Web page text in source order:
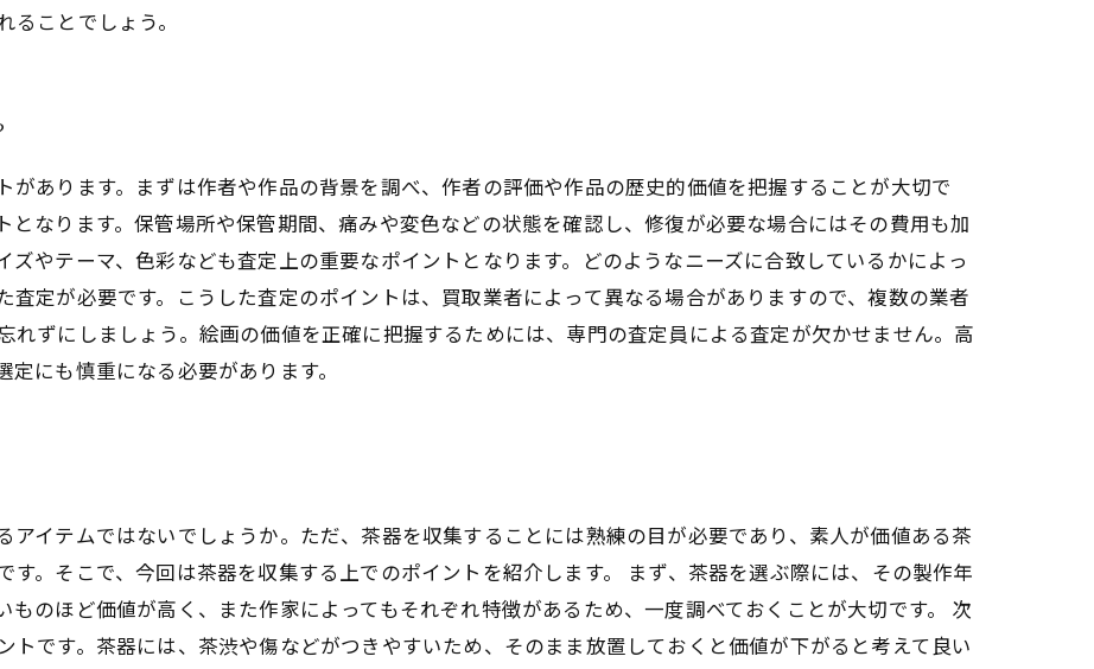
ことでしょう。
があります。まずは作者や作品の背景を調べ、作者の評価や作品の歴史的価値を把握することが大切で
となります。保管場所や保管期間、痛みや変色などの状態を確認し、修復が必要な場合にはその費用も加
やテーマ、色彩なども査定上の重要なポイントとなります。どのようなニーズに合致しているかによっ
査定が必要です。こうした査定のポイントは、買取業者によって異なる場合がありますので、複数の業者
れずにしましょう。絵画の価値を正確に把握するためには、専門の査定員による査定が欠かせません。高
にも慎重になる必要があります。
アイテムではないでしょうか。ただ、茶器を収集することには熟練の目が必要であり、素人が価値ある茶
。そこで、今回は茶器を収集する上でのポイントを紹介します。 まず、茶器を選ぶ際には、その製作年
のほど価値が高く、また作家によってもそれぞれ特徴があるため、一度調べておくことが大切です。 次
トです。茶器には、茶渋や傷などがつきやすいため、そのまま放置しておくと価値が下がると考えて良い